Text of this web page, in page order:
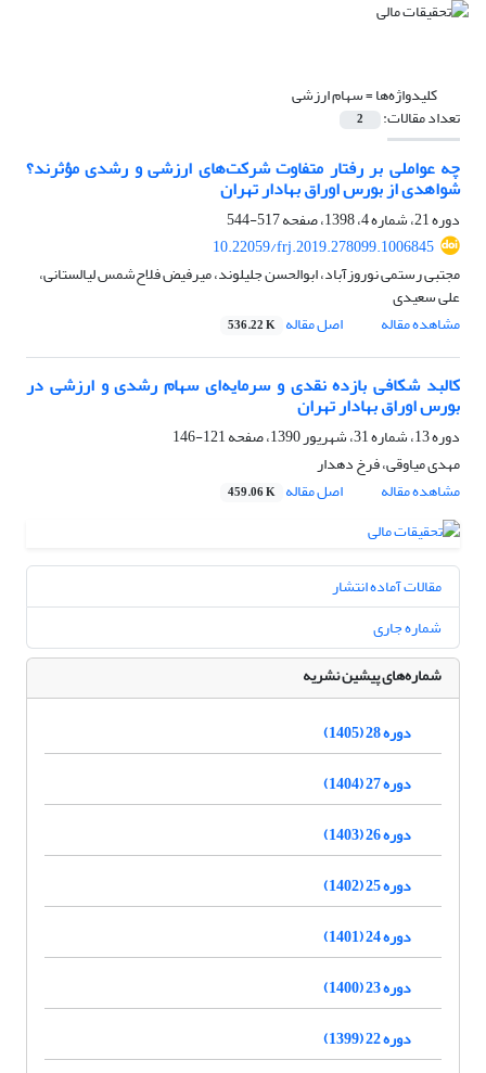
کلیدواژه‌ها =سهام ارزشی
تعداد مقالات: 2
چه عواملی بر رفتار متفاوت شرکت‌های ارزشی و رشدی مؤثرند؟
شواهدی از بورس اوراق بهادار تهران
دوره 21، شماره 4، 1398، صفحه
517-544
10.22059/frj.2019.278099.1006845
مجتبی رستمی نوروزآباد، ابوالحسن جلیلوند، میرفیض فلاح‌‏شمس لیالستانی،
علی سعیدی
مشاهده مقاله
اصل مقاله 536.22 K
کالبد شکافی بازده نقدی و سرمایه‌ای سهام رشدی و ارزشی در
بورس اوراق بهادار تهران
دوره 13، شماره 31، شهریور 1390، صفحه
121-146
مهدی میاوقی، فرخ دهدار
مشاهده مقاله
اصل مقاله 459.06 K
مقالات آماده انتشار
شماره جاری
شماره‌های پیشین نشریه
دوره 28 (1405)
دوره 27 (1404)
دوره 26 (1403)
دوره 25 (1402)
دوره 24 (1401)
دوره 23 (1400)
دوره 22 (1399)